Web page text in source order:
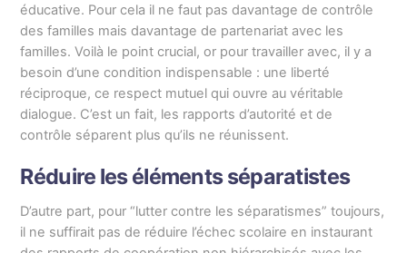
éducative. Pour cela il ne faut pas davantage de contrôle
des familles mais davantage de partenariat avec les
familles. Voilà le point crucial, or pour travailler avec, il y a
besoin d’une condition indispensable : une liberté
réciproque, ce respect mutuel qui ouvre au véritable
dialogue. C’est un fait, les rapports d’autorité et de
contrôle séparent plus qu’ils ne réunissent.
Réduire les éléments séparatistes
D’autre part, pour “lutter contre les séparatismes” toujours,
il ne suffirait pas de réduire l’échec scolaire en instaurant